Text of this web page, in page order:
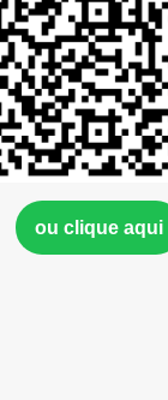
ou clique aqui